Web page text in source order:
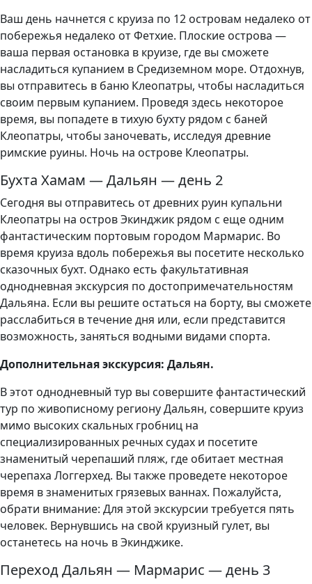
Ваш день начнется с круиза по 12 островам недалеко от
побережья недалеко от Фетхие. Плоские острова —
ваша первая остановка в круизе, где вы сможете
насладиться купанием в Средиземном море. Отдохнув,
вы отправитесь в баню Клеопатры, чтобы насладиться
своим первым купанием. Проведя здесь некоторое
время, вы попадете в тихую бухту рядом с баней
Клеопатры, чтобы заночевать, исследуя древние
римские руины. Ночь на острове Клеопатры.
Бухта Хамам — Дальян — день 2
Сегодня вы отправитесь от древних руин купальни
Клеопатры на остров Экинджик рядом с еще одним
фантастическим портовым городом Мармарис. Во
время круиза вдоль побережья вы посетите несколько
сказочных бухт. Однако есть факультативная
однодневная экскурсия по достопримечательностям
Дальяна. Если вы решите остаться на борту, вы сможете
расслабиться в течение дня или, если представится
возможность, заняться водными видами спорта.
Дополнительная экскурсия: Дальян.
В этот однодневный тур вы совершите фантастический
тур по живописному региону Дальян, совершите круиз
мимо высоких скальных гробниц на
специализированных речных судах и посетите
знаменитый черепаший пляж, где обитает местная
черепаха Логгерхед. Вы также проведете некоторое
время в знаменитых грязевых ваннах. Пожалуйста,
обрати внимание: Для этой экскурсии требуется пять
человек. Вернувшись на свой круизный гулет, вы
останетесь на ночь в Экинджике.
Переход Дальян — Мармарис — день 3